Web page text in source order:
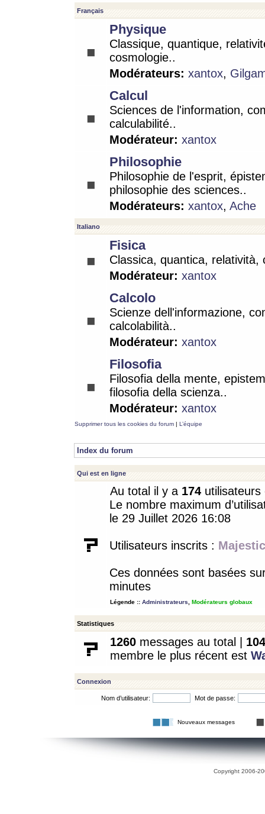
Français
Physique
Classique, quantique,
cosmologie..
Modérateurs: xantox,
Calcul
Sciences de l'information,
calculabilité..
Modérateur: xantox
Philosophie
Philosophie de l'esprit,
philosophie des sciences..
Modérateurs: xantox, Ache
Italiano
Fisica
Classica, quantica, relatività,
Modérateur: xantox
Calcolo
Scienze dell'informazione,
calcolabilità..
Modérateur: xantox
Filosofia
Filosofia della mente,
filosofia della scienza..
Modérateur: xantox
Supprimer tous les cookies du forum | L’équipe
Index du forum
Qui est en ligne
Au total il y a 174
Le nombre maximum
le 29 Juillet 2026 16:08
Utilisateurs inscrits :
Ces données sont basées
minutes
Légende :: Administrateurs Modérateurs globaux
Statistiques
1260 messages au total | 104
membre le plus récent est
Connexion
Nom d’utilisateur: Mot de passe:
Nouveaux messages
Copyright 2006-